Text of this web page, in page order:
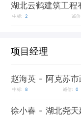
湖北云鹤建筑工程
中标: 2 诚
项目经理
赵海英 - 阿克苏市
中标: 8 诚信: 0
徐小春 - 湖北尧天